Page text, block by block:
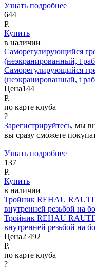
Узнать подробнее
644
Р.
Купить
в наличии
Саморегулирующийся
(неэкранированный, t
Саморегулирующийся
(неэкранированный, t
Цена144
Р.
по карте клуба
?
Зарегистрируйтесь, мы
вы сразу сможете
Узнать подробнее
137
Р.
Купить
в наличии
Тройник REHAU
внутренней резьбой на
Тройник REHAU
внутренней резьбой на
Цена2 492
Р.
по карте клуба
?